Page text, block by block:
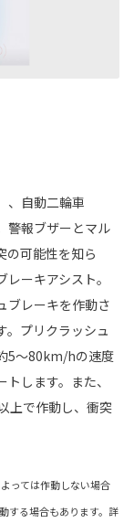
、自動二輪車
警報ブザーとマル
の可能性を知ら
ーキアシスト。
ブレーキを作動さ
。プリクラッシュ
5〜80km/hの速度
します。また、
上で作動し、衝突
っては作動しない場合
する場合もあります。詳